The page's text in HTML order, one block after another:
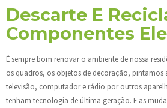
Descarte E
Componentes
É sempre bom renovar o ambiente de nossa
os quadros, os objetos de decoração, pintamos
televisão, computador e rádio por outros
tenham tecnologia de última geração. E as